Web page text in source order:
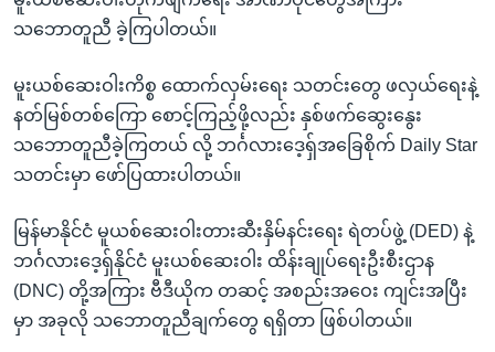
သဘောတူညီ ခဲ့ကြပါတယ်။
မူးယစ်ဆေးဝါးကိစ္စ ထောက်လှမ်းရေး သတင်းတွေ ဖလှယ်ရေးနဲ့
နတ်မြစ်တစ်ကြော စောင့်ကြည့်ဖို့လည်း နှစ်ဖက်ဆွေးနွေး
သဘောတူညီခဲ့ကြတယ် လို့ ဘင်္ဂလားဒေ့ရှ်အခြေစိုက် Daily Star
သတင်းမှာ ဖော်ပြထားပါတယ်။
မြန်မာနိုင်ငံ မူယစ်ဆေးဝါးတားဆီးနှိမ်နင်းရေး ရဲတပ်ဖွဲ့ (DED) နဲ့
ဘင်္ဂလားဒေ့ရှ်နိုင်ငံ မူးယစ်ဆေးဝါး ထိန်းချုပ်ရေးဦးစီးဌာန
(DNC) တို့အကြား ဗီဒီယိုက တဆင့် အစည်းအဝေး ကျင်းအပြီး
မှာ အခုလို သဘောတူညီချက်တွေ ရရှိတာ ဖြစ်ပါတယ်။